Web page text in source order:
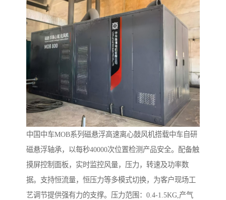
中国中车MOB系列磁悬浮高速离心鼓风机搭载中车自研
磁悬浮轴承，以每秒40000次位置检测产品安全。配备触
摸屏控制面板，实时监控风量，压力，转速及功率数
据。支持恒流量，恒压力等多模式切换，为客户现场工
艺调节提供强有力的支撑。压力范围：0.4-1.5KG,产气